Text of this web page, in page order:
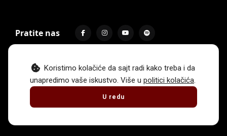
Koristimo kolačiće da sajt radi kako treba i da
unapredimo vaše iskustvo. Više u politici kolačića.
U redu
Pratite nas
Impressum Politika privatnosti
Uslovi korišćenja
. Sva prava zadržava Hoću u pozorište.